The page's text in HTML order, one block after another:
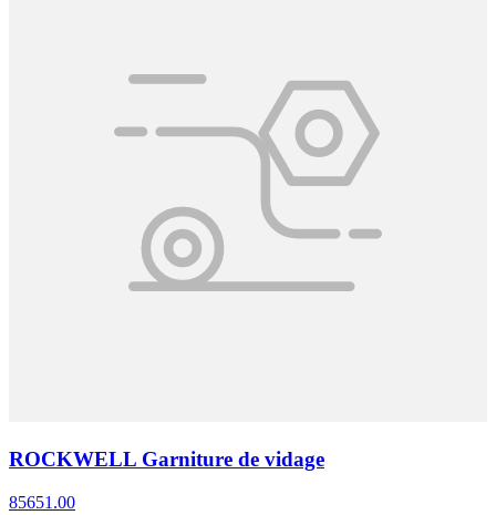
ROCKWELL Garniture de vidage
85651.00